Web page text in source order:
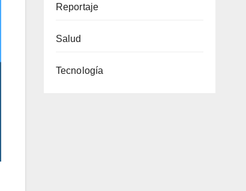
Reportaje
Salud
Tecnología